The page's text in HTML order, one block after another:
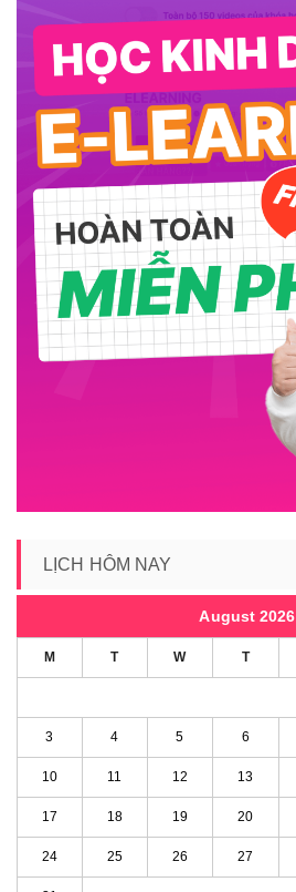
LỊCH HÔM NAY
August 2026
M T W T
3 4 5 6
10 11 12 13
17 18 19 20
24 25 26 27